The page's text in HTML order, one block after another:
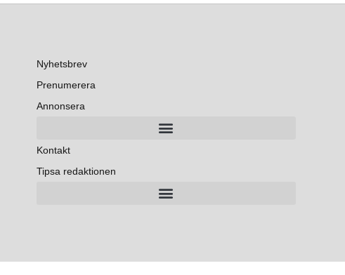
Nyhetsbrev
Prenumerera
Annonsera
Kontakt
Tipsa redaktionen